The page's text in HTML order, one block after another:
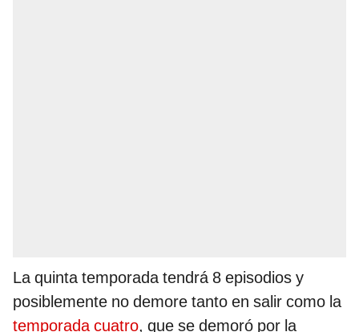
La quinta temporada tendrá 8 episodios y
posiblemente no demore tanto en salir como la
temporada cuatro, que se demoró por la